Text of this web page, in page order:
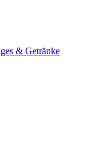
& Getränke